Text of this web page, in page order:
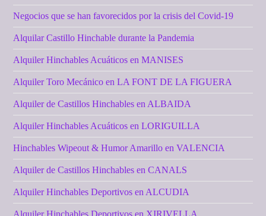
Negocios que se han favorecidos por la crisis del Covid-19
Alquilar Castillo Hinchable durante la Pandemia
Alquiler Hinchables Acuáticos en MANISES
Alquiler Toro Mecánico en LA FONT DE LA FIGUERA
Alquiler de Castillos Hinchables en ALBAIDA
Alquiler Hinchables Acuáticos en LORIGUILLA
Hinchables Wipeout & Humor Amarillo en VALENCIA
Alquiler de Castillos Hinchables en CANALS
Alquiler Hinchables Deportivos en ALCUDIA